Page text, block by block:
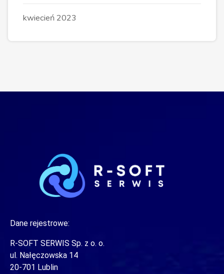
kwiecień 2023
Dane rejestrowe:
R-SOFT SERWIS Sp. z o. o.
ul. Nałęczowska 14
20-701 Lublin